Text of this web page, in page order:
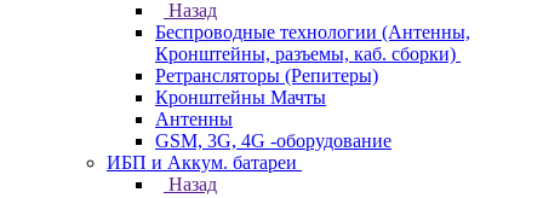
Назад
Беспроводные технологии (Антенны,
Кронштейны, разъемы, каб. сборки)
Ретрансляторы (Репитеры)
Кронштейны Мачты
Антенны
GSM, 3G, 4G -оборудование
ИБП и Аккум. батареи
Назад